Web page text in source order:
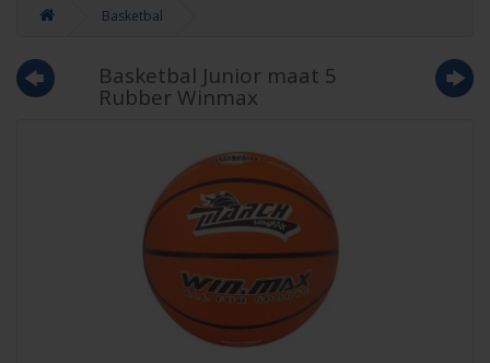
Basketbal
Basketbal Junior maat 5
Rubber Winmax